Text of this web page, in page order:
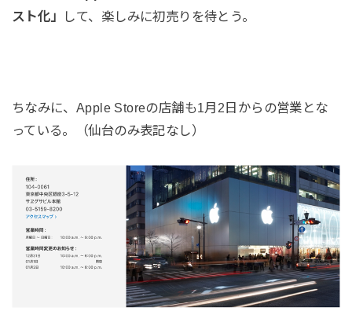
スト化」
して、楽しみに初売りを待とう。
ちなみに、Apple Storeの店舗も1月2日からの営業とな
っている。（仙台のみ表記なし）